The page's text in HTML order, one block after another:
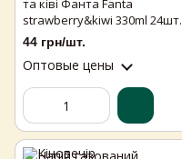
strawberry&kiwi 330ml 24шт/
ящ
44 грн/шт.
Оптовые цены